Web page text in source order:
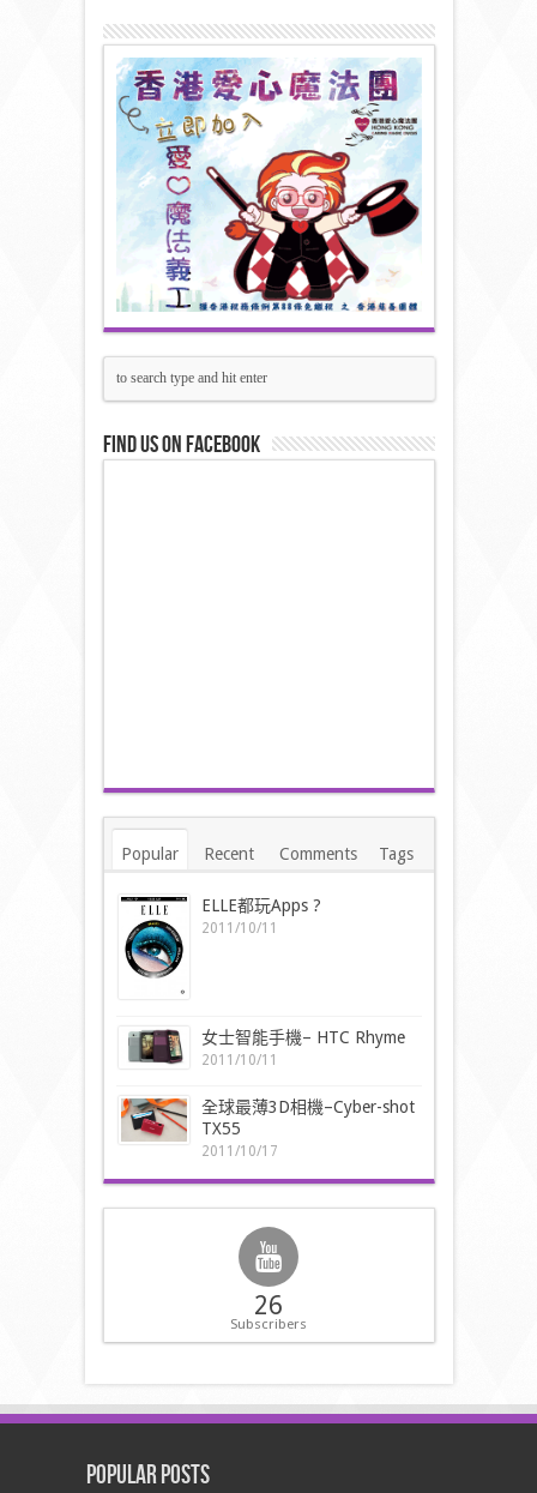
Find us on Facebook
Popular Recent Comments Tags
ELLE都玩Apps ?
2011/10/11
女士智能手機– HTC Rhyme
2011/10/11
全球最薄3D相機–Cyber-shot
TX55
2011/10/17
26
Subscribers
Popular Posts